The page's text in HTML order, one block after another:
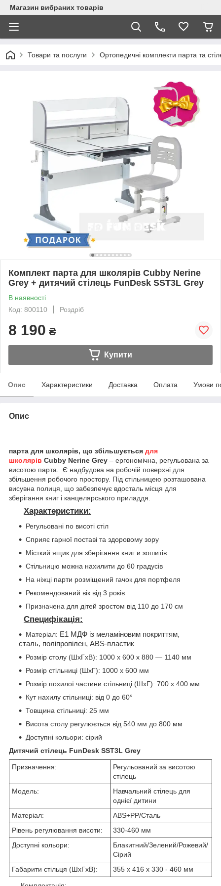
Магазин вибраних товарів
Товари та послуги Ортопедичні комплекти парта та
Комплект парта для школярів Cubby Nerine
Grey + дитячий стілець FunDesk SST3L Grey
В наявності
Код: 800110
Роздріб
8 190 ₴
Купити
Опис Характеристики Доставка Оплата Умови
Опис
парта для школярів, що збільшується для
школярів Cubby Nerine Grey – ергономічна, регульована за
висотою парта. Є надбудова на робочій поверхні для
збільшення робочого простору. Під стільницею розташована
висувна полиця, що забезпечує вдосталь місця для
зберігання книг і канцелярського приладдя.
Характеристики:
Регульовані по висоті стіл
Сприяє гарної поставі та здоровому зору
Місткий ящик для зберігання книг и зошитів
Стільницю можна нахилити до 60 градусів
На ніжці парти розміщений гачок для портфеля
Рекомендований вік від 3 років
Призначена для дітей зростом від 110 до 170 см
Специфікація:
Матеріал: Е1 МДФ із меламіновим покриттям,
сталь, поліпропілен, ABS-пластик
Розмір столу (ШхГхВ): 1000 x 600 x 880 — 1140 мм
Розмір стільниці (ШхГ): 1000 х 600 мм
Розмір похилої частини стільниці (ШхГ): 700 х 400 мм
Кут нахилу стільниці: від 0 до 60°
Товщина стільниці: 25 мм
Висота столу регулюється від 540 мм до 800 мм
Доступні кольори: сірий
Дитячий стілець FunDesk SST3L Grey
Призначення:
Регульований за висотою
стілець
Модель:
Навчальний стілець для
однієї дитини
Матеріал:
ABS+PP/Сталь
Рівень регулювання висоти:
330-460 мм
Доступні кольори:
Блакитний/Зелений/Рожевий/
Сірий
Габарити стільця (ШхГхВ):
355 х 416 х 330 - 460 мм